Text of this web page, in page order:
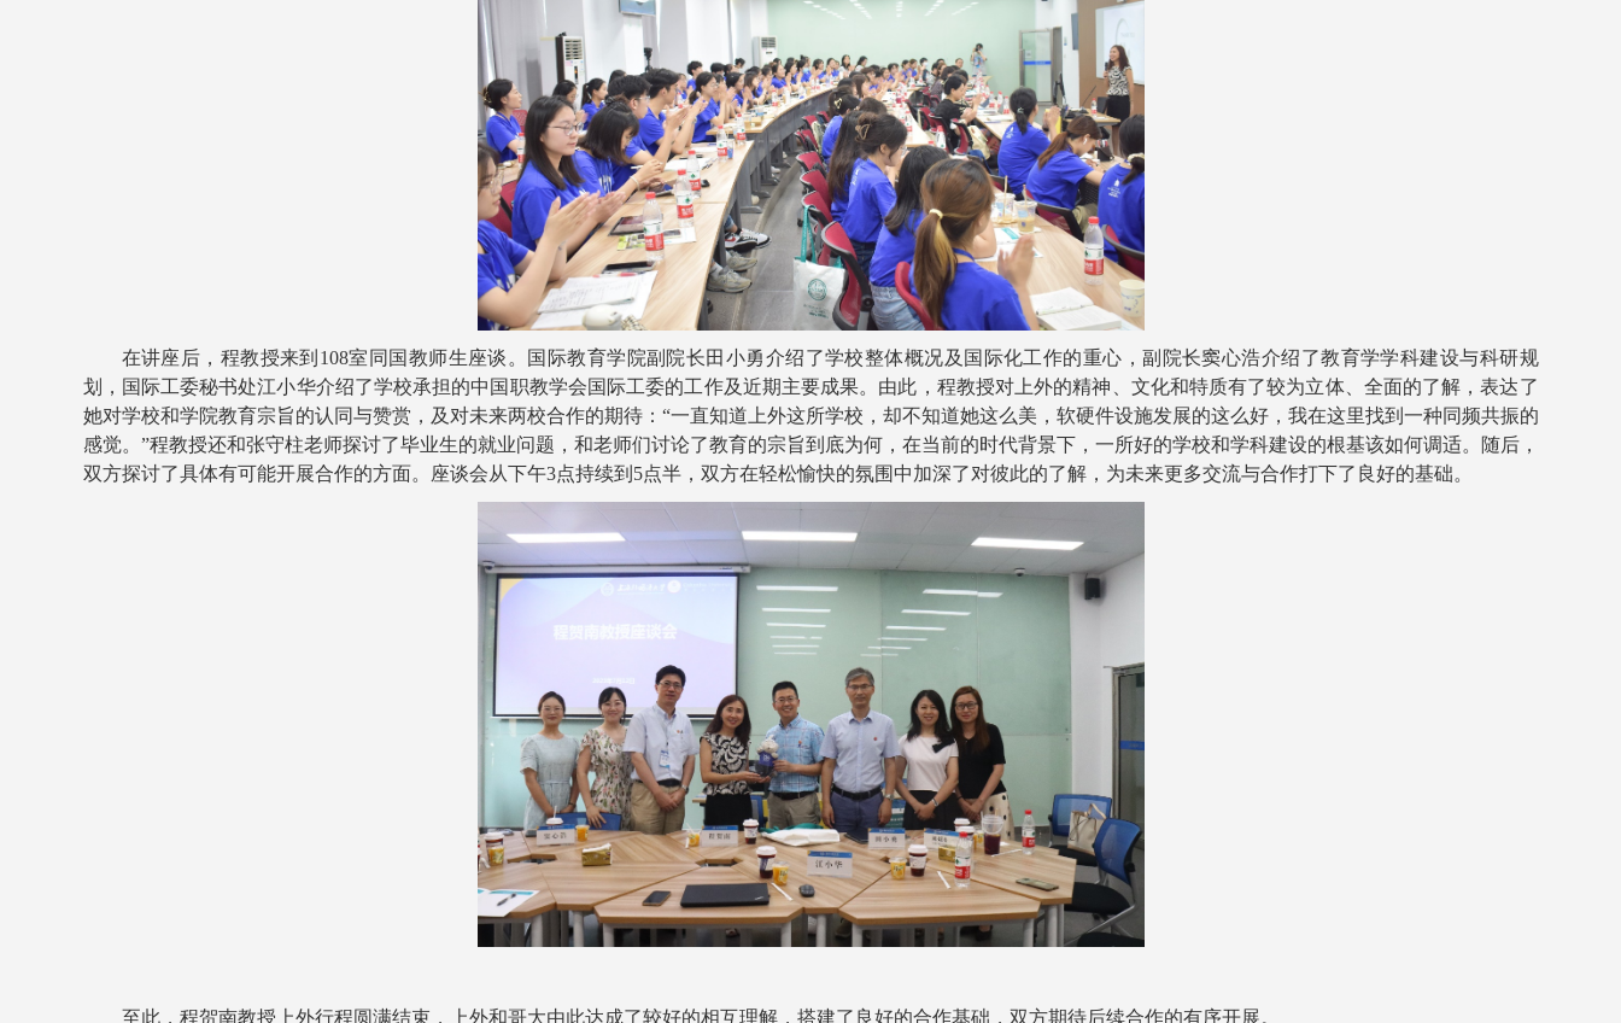
在讲座后，程教授来到108室同国教师生座谈。国际教育学院副院长田小勇介绍了学校整体概况及国际化工作的重心，副院长窦心浩介绍了教育学学科建设与科研规
划，国际工委秘书处江小华介绍了学校承担的中国职教学会国际工委的工作及近期主要成果。由此，程教授对上外的精神、文化和特质有了较为立体、全面的了解，表达了
她对学校和学院教育宗旨的认同与赞赏，及对未来两校合作的期待：“一直知道上外这所学校，却不知道她这么美，软硬件设施发展的这么好，我在这里找到一种同频共振的
感觉。”程教授还和张守柱老师探讨了毕业生的就业问题，和老师们讨论了教育的宗旨到底为何，在当前的时代背景下，一所好的学校和学科建设的根基该如何调适。随后，
双方探讨了具体有可能开展合作的方面。座谈会从下午3点持续到5点半，双方在轻松愉快的氛围中加深了对彼此的了解，为未来更多交流与合作打下了良好的基础。
至此，程贺南教授上外行程圆满结束，上外和哥大由此达成了较好的相互理解，搭建了良好的合作基础，双方期待后续合作的有序开展。